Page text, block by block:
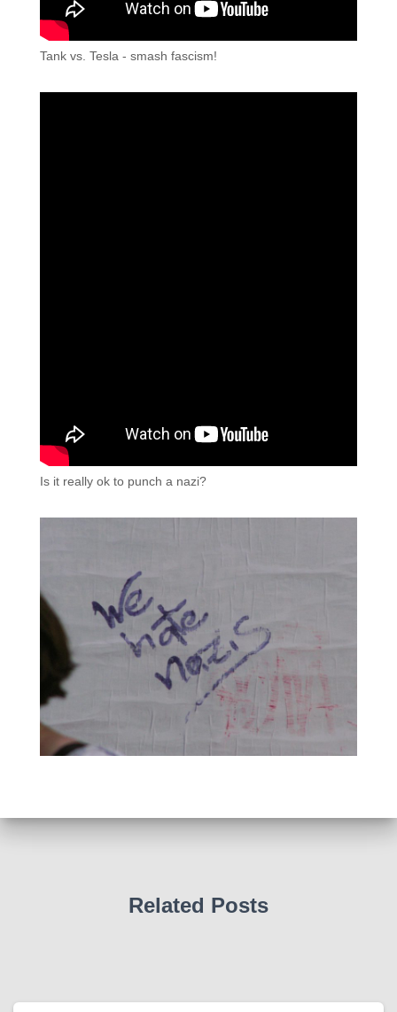
Tank vs. Tesla - smash fascism!
Is it really ok to punch a nazi?
Related Posts